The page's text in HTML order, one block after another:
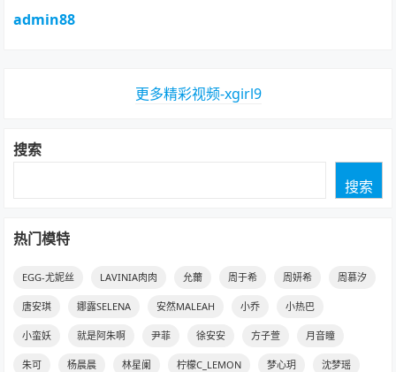
admin88
更多精彩视频-xgirl9
搜索
搜索
热门模特
EGG-尤妮丝 LAVINIA肉肉 允薾 周于希 周妍希 周慕汐
唐安琪 娜露SELENA 安然MALEAH 小乔 小热巴
小蛮妖 就是阿朱啊 尹菲 徐安安 方子萱 月音瞳
朱可 杨晨晨 林星阑 柠檬C_LEMON 梦心玥 沈梦瑶